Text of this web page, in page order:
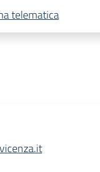
telematica